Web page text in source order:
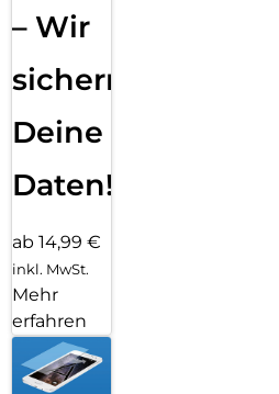
– Wir
sichern
Deine
Daten!
ab 14,99 €
inkl. MwSt.
Mehr
erfahren